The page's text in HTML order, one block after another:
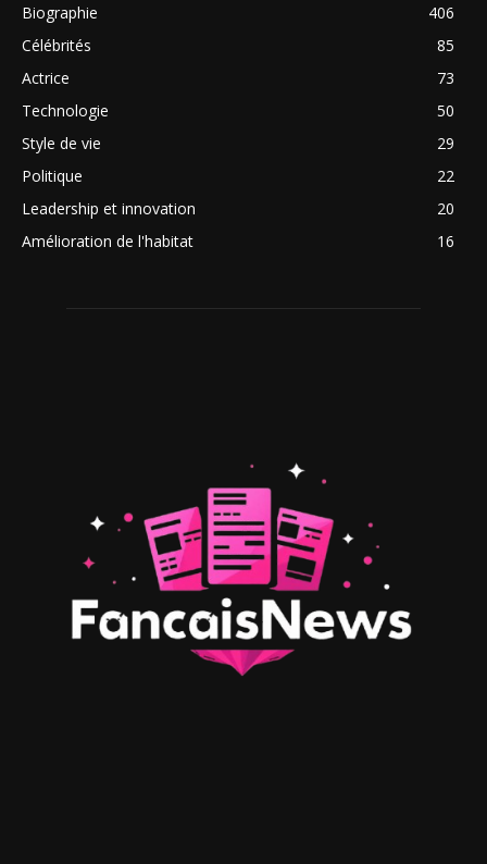
Biographie
406
Célébrités
85
Actrice
73
Technologie
50
Style de vie
29
Politique
22
Leadership et innovation
20
Amélioration de l'habitat
16